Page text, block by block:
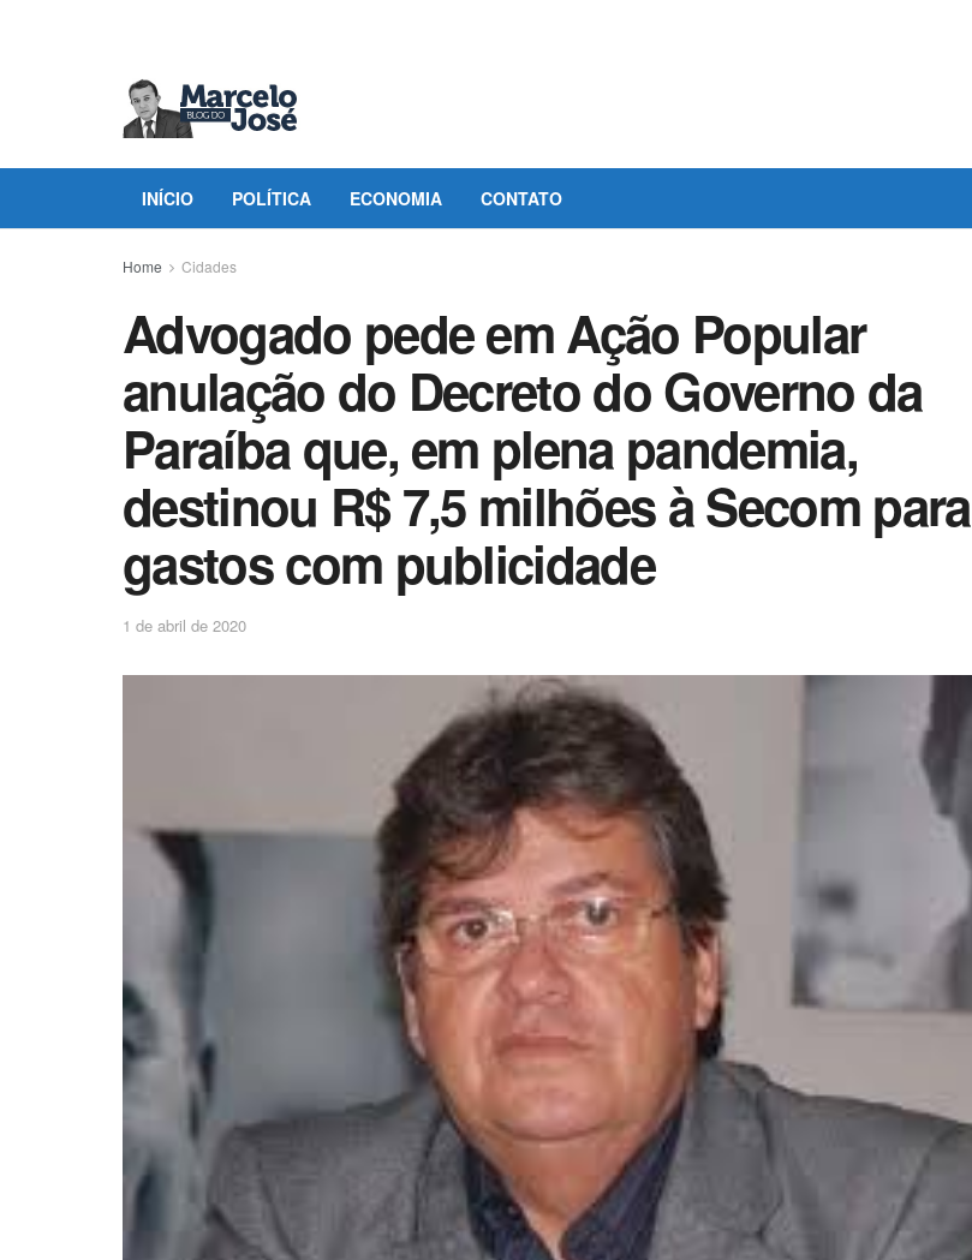
INÍCIO POLÍTICA ECONOMIA CONTATO
Home Cidades
Advogado pede em Ação Popular
anulação do Decreto do Governo da
Paraíba que, em plena pandemia,
destinou R$ 7,5 milhões à Secom para
gastos com publicidade
1 de abril de 2020